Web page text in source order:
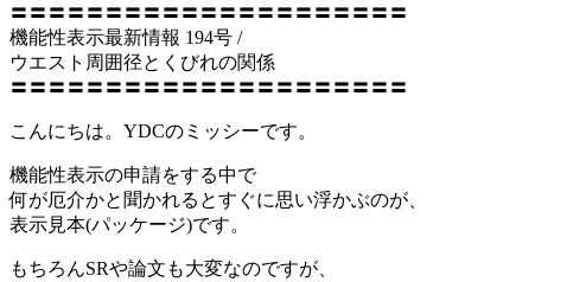
〓〓〓〓〓〓〓〓〓〓〓〓〓〓〓〓〓〓〓〓〓
機能性表示最新情報 194号 /
ウエスト周囲径とくびれの関係
〓〓〓〓〓〓〓〓〓〓〓〓〓〓〓〓〓〓〓〓〓
こんにちは。YDCのミッシーです。
機能性表示の申請をする中で
何が厄介かと聞かれるとすぐに思い浮かぶのが、
表示見本(パッケージ)です。
もちろんSRや論文も大変なのですが、